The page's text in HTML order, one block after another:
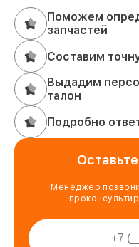
Поможем
запчастей
Составим
Выдадим
талон
Подробно
Менеджер